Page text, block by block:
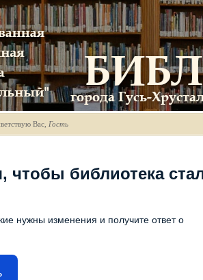
Вас Гость
чтобы библиотека
нужны изменения и получите ответ о